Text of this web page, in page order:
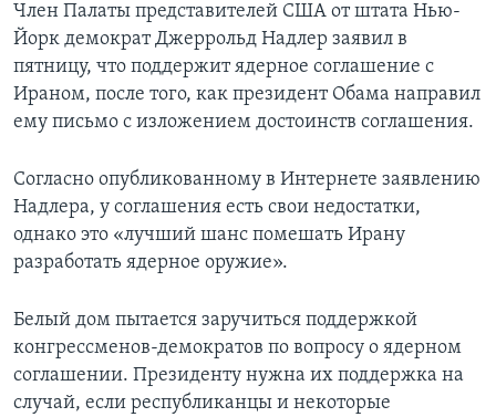
Член Палаты представителей США от штата Нью-
Йорк демократ Джеррольд Надлер заявил в
пятницу, что поддержит ядерное соглашение с
Ираном, после того, как президент Обама направил
ему письмо с изложением достоинств соглашения.
Согласно опубликованному в Интернете заявлению
Надлера, у соглашения есть свои недостатки,
однако это «лучший шанс помешать Ирану
разработать ядерное оружие».
Белый дом пытается заручиться поддержкой
конгрессменов-демократов по вопросу о ядерном
соглашении. Президенту нужна их поддержка на
случай, если республиканцы и некоторые